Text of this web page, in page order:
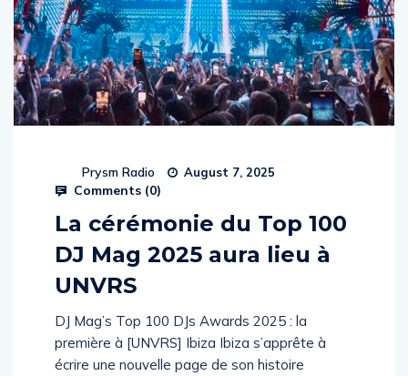
Prysm Radio August 7, 2025
Comments (0)
La cérémonie du Top 100
DJ Mag 2025 aura lieu à
UNVRS
DJ Mag’s Top 100 DJs Awards 2025 : la
première à [UNVRS] Ibiza Ibiza s’apprête à
écrire une nouvelle page de son histoire